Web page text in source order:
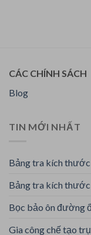
CÁC CHÍNH SÁCH
Blog
TIN MỚI NHẤT
Bảng tra kích
Bảng tra kích thước
Bọc bảo ôn đường
Gia công chế tạo